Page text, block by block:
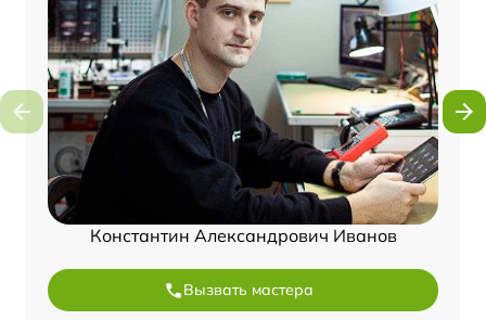
Константин Александрович Иванов
Вызвать мастера